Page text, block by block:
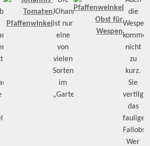
JOhannisbeertomate
ist nur
eine
von
vielen
Sorten
im
„Gartenglück“
die
Wespen
kommen
nicht
zu
kurz.
Sie
das
faulige
Fallobst.
Wer